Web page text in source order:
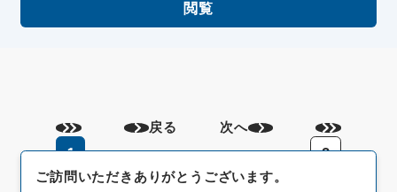
閲覧
戻る
1
2
次へ
ご訪問いただきありがとうございます。